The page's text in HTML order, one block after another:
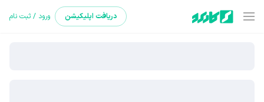
دریافت اپلیکیشن ورود / ثبت نام